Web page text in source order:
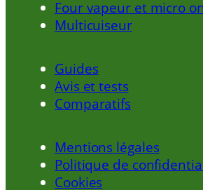
Four vapeur et micro
Multicuiseur
Guides
Avis et tests
Comparatifs
Mentions légales
Politique de
Cookies